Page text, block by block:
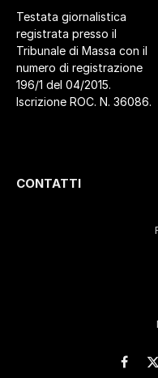
Testata giornalistica
registrata presso il
Tribunale di Massa con il
numero di registrazione
196/1 del 04/2015.
Iscrizione ROC. N. 36086.
CONTATTI